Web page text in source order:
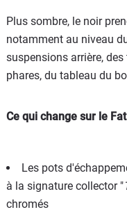
Plus sombre, le noir
notamment au niveau
suspensions arrière,
phares, du tableau du
Ce qui change sur le
Les pots
à la signature collector "
chromés